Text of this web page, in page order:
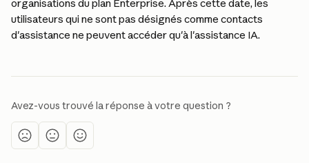
organisations du plan Enterprise. Après cette date, les
utilisateurs qui ne sont pas désignés comme contacts
d'assistance ne peuvent accéder qu'à l'assistance IA.
Avez-vous trouvé la réponse à votre question ?